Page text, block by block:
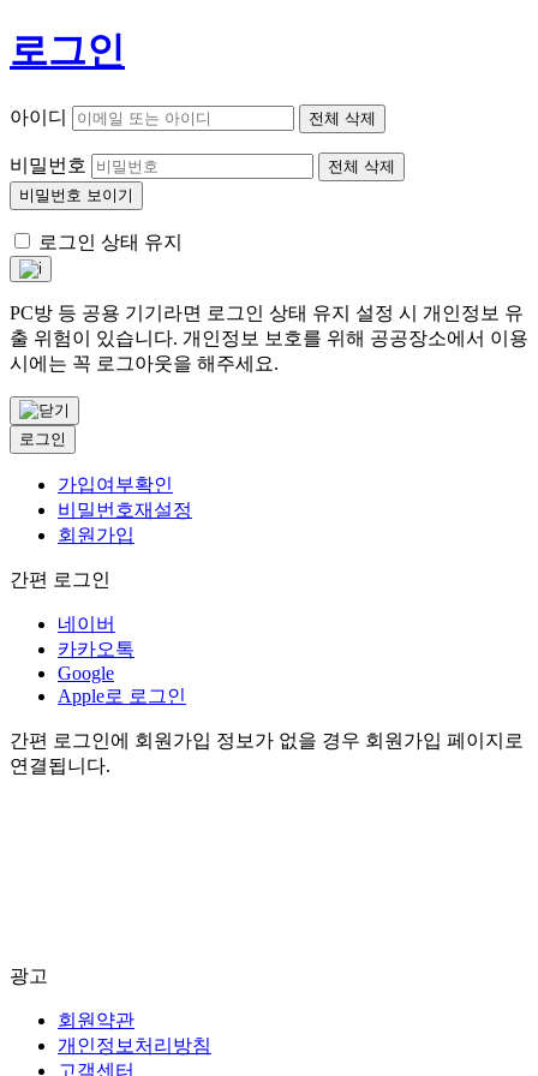
로그인
아이디 전체 삭제
비밀번호
전체 삭제
비밀번호 보이기
로그인 상태 유지
PC방 등 공용 기기라면 로그인 상태 유지 설정 시 개인정보 유
출 위험이 있습니다. 개인정보 보호를 위해 공공장소에서 이용
시에는 꼭 로그아웃을 해주세요.
로그인
가입여부확인
비밀번호재설정
회원가입
간편 로그인
네이버
카카오톡
Google
Apple로 로그인
간편 로그인에 회원가입 정보가 없을 경우 회원가입 페이지로
연결됩니다.
광고
회원약관
개인정보처리방침
고객센터